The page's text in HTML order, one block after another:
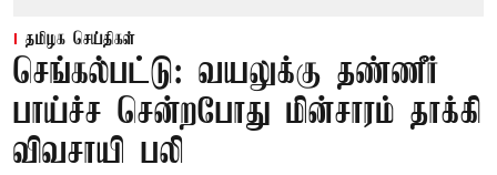
தமிழக செய்திகள்
செங்கல்பட்டு: வயலுக்கு தண்ணீர்
பாய்ச்ச சென்றபோது மின்சாரம் தாக்கி
விவசாயி பலி